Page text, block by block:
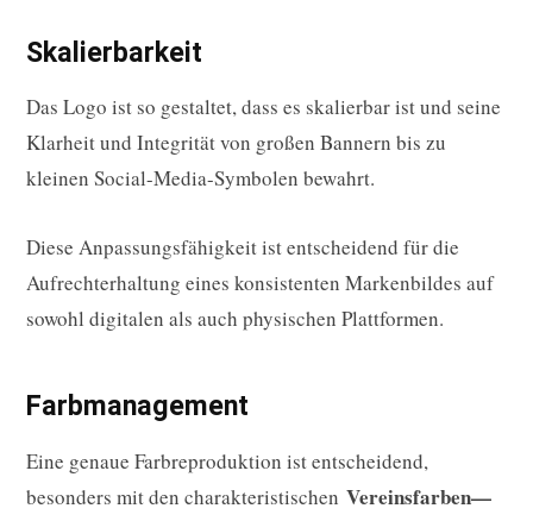
Skalierbarkeit
Das Logo ist so gestaltet, dass es skalierbar ist und seine
Klarheit und Integrität von großen Bannern bis zu
kleinen Social-Media-Symbolen bewahrt.
Diese Anpassungsfähigkeit ist entscheidend für die
Aufrechterhaltung eines konsistenten Markenbildes auf
sowohl digitalen als auch physischen Plattformen.
Farbmanagement
Eine genaue Farbreproduktion ist entscheidend,
besonders mit den charakteristischen Vereinsfarben—